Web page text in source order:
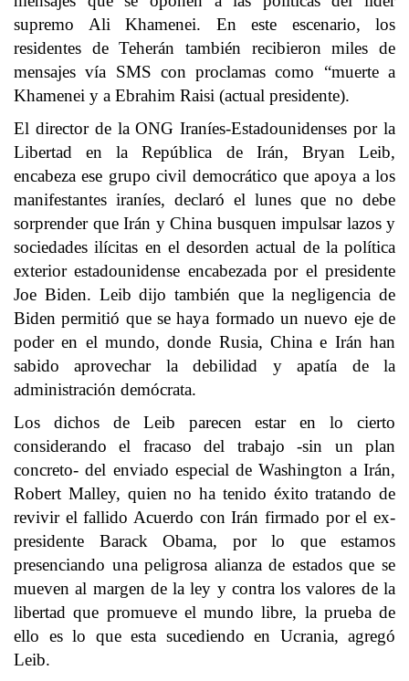
supremo Ali Khamenei. En este escenario, los
residentes de Teherán también recibieron miles de
mensajes vía SMS con proclamas como “muerte a
Khamenei y a Ebrahim Raisi (actual presidente).
El director de la ONG Iraníes-Estadounidenses por la
Libertad en la República de Irán, Bryan Leib,
encabeza ese grupo civil democrático que apoya a los
manifestantes iraníes, declaró el lunes que no debe
sorprender que Irán y China busquen impulsar lazos y
sociedades ilícitas en el desorden actual de la política
exterior estadounidense encabezada por el presidente
Joe Biden. Leib dijo también que la negligencia de
Biden permitió que se haya formado un nuevo eje de
poder en el mundo, donde Rusia, China e Irán han
sabido aprovechar la debilidad y apatía de la
administración demócrata.
Los dichos de Leib parecen estar en lo cierto
considerando el fracaso del trabajo -sin un plan
concreto- del enviado especial de Washington a Irán,
Robert Malley, quien no ha tenido éxito tratando de
revivir el fallido Acuerdo con Irán firmado por el ex-
presidente Barack Obama, por lo que estamos
presenciando una peligrosa alianza de estados que se
mueven al margen de la ley y contra los valores de la
libertad que promueve el mundo libre, la prueba de
ello es lo que esta sucediendo en Ucrania, agregó
Leib.